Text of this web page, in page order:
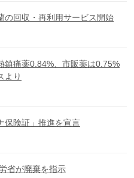
の回収・再利用サービス開始
鎮痛薬0.84%、市販薬は0.75%
より
保険証」推進を宣言
省が廃棄を指示